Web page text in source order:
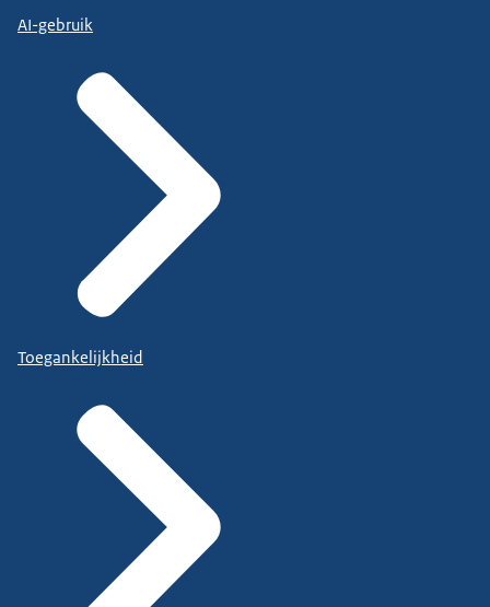
AI-gebruik
Toegankelijkheid